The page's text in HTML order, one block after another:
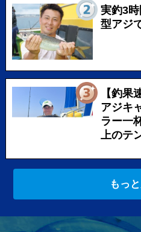
実釣3
型アジ
【釣果
アジキ
ラー一
上のテ
もっ